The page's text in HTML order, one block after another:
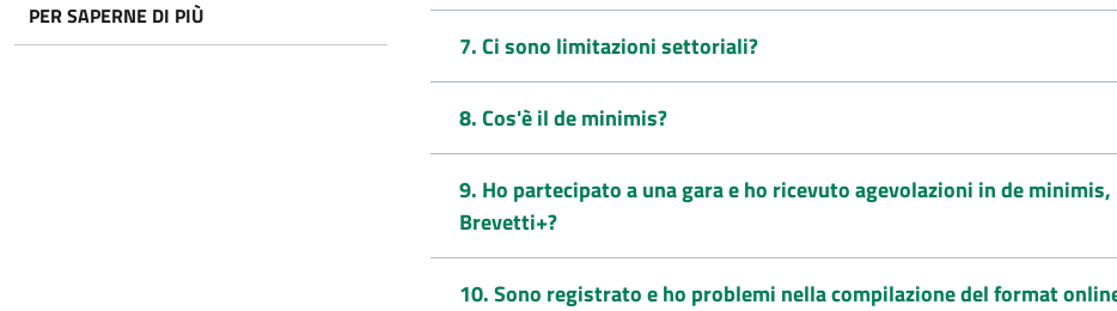
PER SAPERNE DI PIÙ
7. Ci sono limitazioni settoriali?
8. Cos'è il de minimis?
9. Ho partecipato a una gara e ho ricevuto agevolazioni in de
Brevetti+?
10. Sono registrato e ho problemi nella compilazione del format